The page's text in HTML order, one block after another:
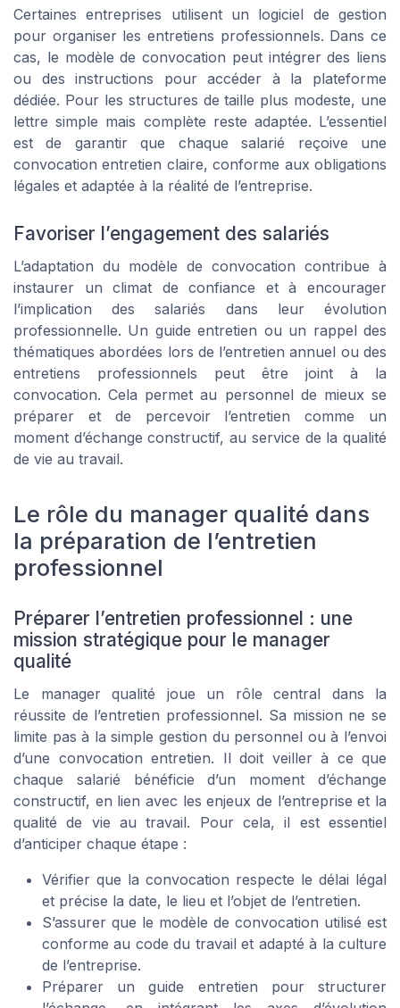
Certaines entreprises utilisent un logiciel de gestion
pour organiser les entretiens professionnels. Dans ce
cas, le modèle de convocation peut intégrer des liens
ou des instructions pour accéder à la plateforme
dédiée. Pour les structures de taille plus modeste, une
lettre simple mais complète reste adaptée. L’essentiel
est de garantir que chaque salarié reçoive une
convocation entretien claire, conforme aux obligations
légales et adaptée à la réalité de l’entreprise.
Favoriser l’engagement des salariés
L’adaptation du modèle de convocation contribue à
instaurer un climat de confiance et à encourager
l’implication des salariés dans leur évolution
professionnelle. Un guide entretien ou un rappel des
thématiques abordées lors de l’entretien annuel ou des
entretiens professionnels peut être joint à la
convocation. Cela permet au personnel de mieux se
préparer et de percevoir l’entretien comme un
moment d’échange constructif, au service de la qualité
de vie au travail.
Le rôle du manager qualité dans
la préparation de l’entretien
professionnel
Préparer l’entretien professionnel : une
mission stratégique pour le manager
qualité
Le manager qualité joue un rôle central dans la
réussite de l’entretien professionnel. Sa mission ne se
limite pas à la simple gestion du personnel ou à l’envoi
d’une convocation entretien. Il doit veiller à ce que
chaque salarié bénéficie d’un moment d’échange
constructif, en lien avec les enjeux de l’entreprise et la
qualité de vie au travail. Pour cela, il est essentiel
d’anticiper chaque étape :
Vérifier que la convocation respecte le délai légal
et précise la date, le lieu et l’objet de l’entretien.
S’assurer que le modèle de convocation utilisé est
conforme au code du travail et adapté à la culture
de l’entreprise.
Préparer un guide entretien pour structurer